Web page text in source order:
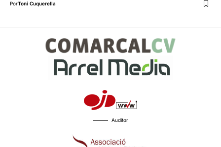
PorToni Cuquerella
Auditor